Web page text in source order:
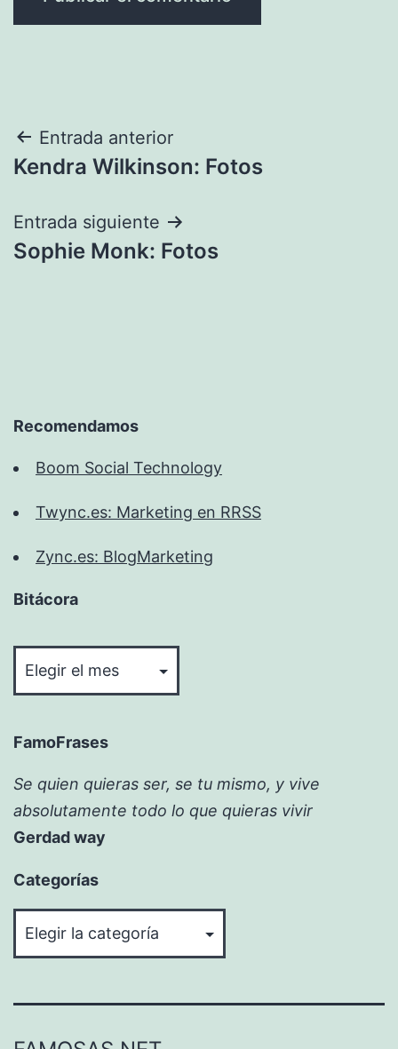
Navegación
de
entradas
Entrada anterior
Kendra Wilkinson: Fotos
Entrada siguiente
Sophie Monk: Fotos
Recomendamos
Boom Social Technology
Twync.es: Marketing en RRSS
Zync.es: BlogMarketing
Bitácora
FamoFrases
Se quien quieras ser, se tu mismo, y vive
absolutamente todo lo que quieras vivir
Gerdad way
Categorías